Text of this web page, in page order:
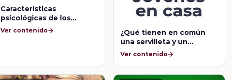
Características
psicológicas de los
adolescentes
Ver contenido
¿Qué tienen en común
una servilleta y un
helicóptero?
Ver contenido